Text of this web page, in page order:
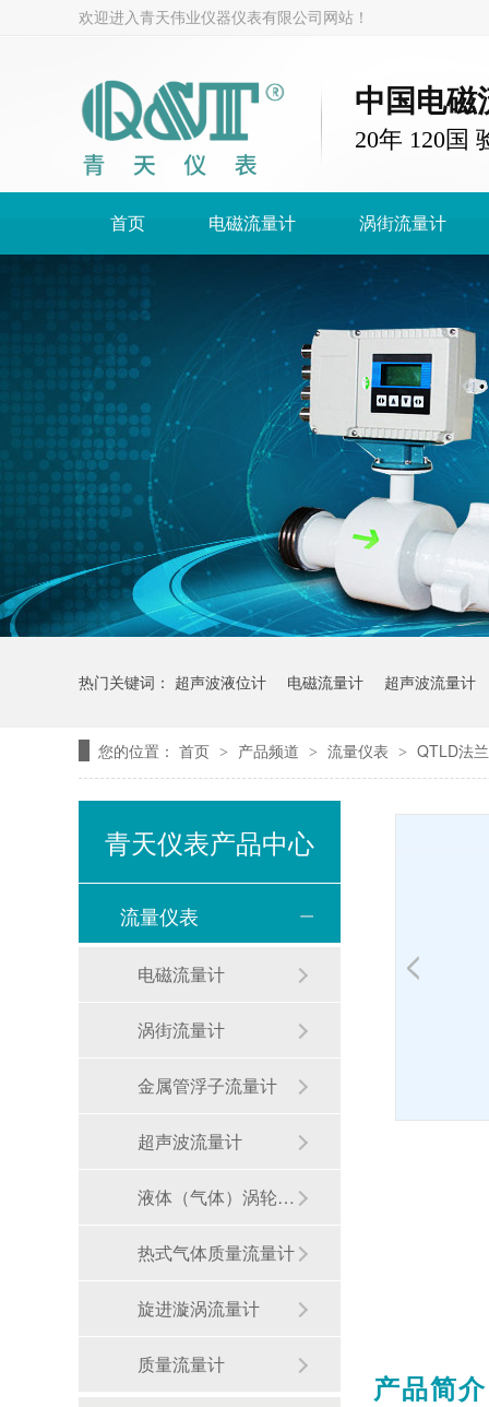
欢迎进入青天伟业仪器仪表有限公司网站！
中国电磁
20年 120国
首页 电磁流量计 涡街流量计
热门关键词： 超声波液位计 电磁流量计 超声波流量计
您的位置： 首页 > 产品频道 > 流量仪表 > QTLD法
产品简介
青天仪表产品中心
流量仪表
电磁流量计
涡街流量计
金属管浮子流量计
超声波流量计
液体（气体）涡轮流量计
热式气体质量流量计
旋进漩涡流量计
质量流量计